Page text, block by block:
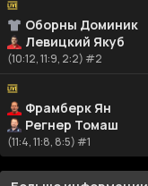
Оборны Доминик
Левицкий Якуб
(10:12, 11:9, 2:2) #2
Фрамберк Ян
Регнер Томаш
(11:4, 11:8, 8:5) #1